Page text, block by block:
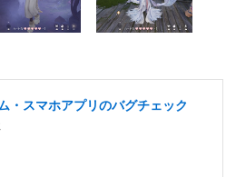
・スマホアプリのバグチェック